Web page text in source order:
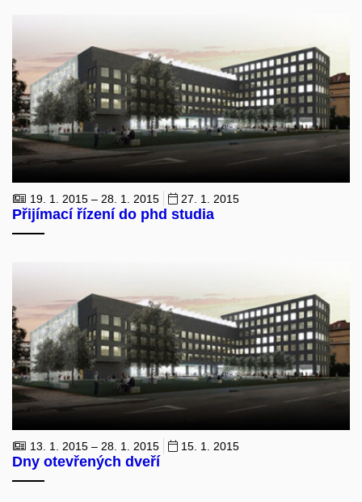
19. 1. 2015 – 28. 1. 2015 27. 1. 2015
Přijímací řízení do phd studia
13. 1. 2015 – 28. 1. 2015 15. 1. 2015
Dny otevřených dveří